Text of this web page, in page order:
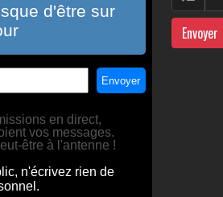
Envoyer